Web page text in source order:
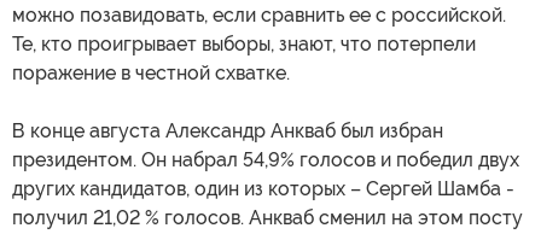
можно позавидовать, если сравнить ее с российской.
Те, кто проигрывает выборы, знают, что потерпели
поражение в честной схватке.
В конце августа Александр Анкваб был избран
президентом. Он набрал 54,9% голосов и победил двух
других кандидатов, один из которых – Сергей Шамба -
получил 21,02 % голосов. Анкваб сменил на этом посту